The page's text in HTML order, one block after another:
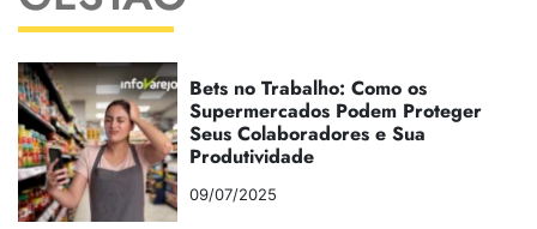
Bets no Trabalho: Como os
Supermercados Podem Proteger
Seus Colaboradores e Sua
Produtividade
09/07/2025